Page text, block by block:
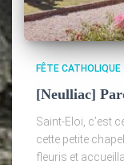
FÊTE CATHOLIQUE
[Neulliac]
Saint-Eloi, c’est
cette petite
fleuris et